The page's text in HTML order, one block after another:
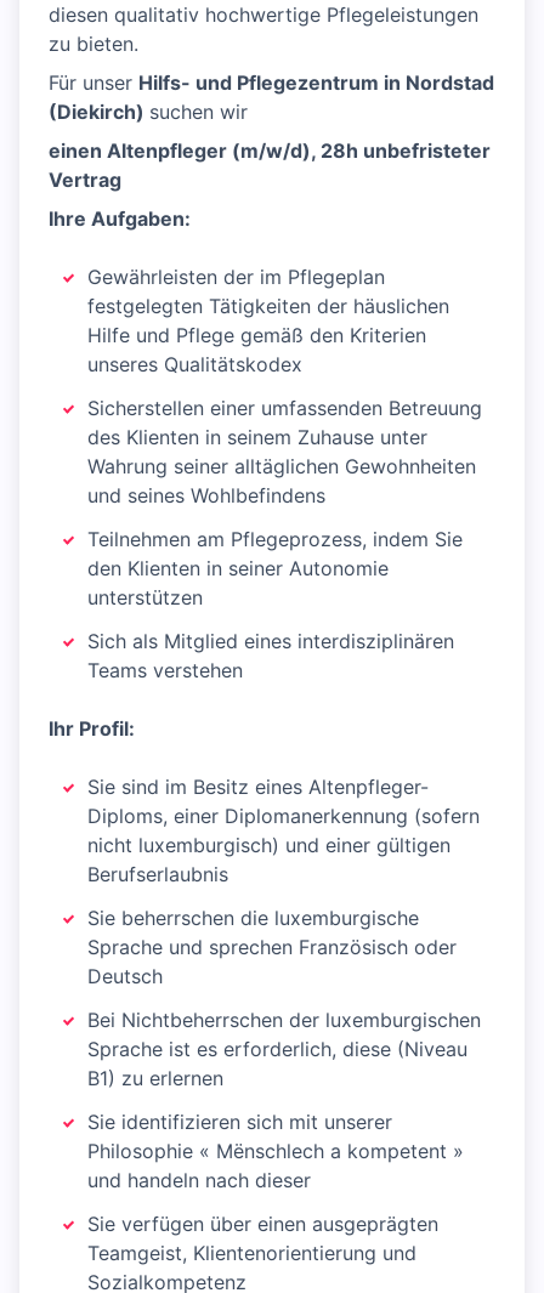
diesen qualitativ hochwertige Pflegeleistungen
zu bieten.
Für unser Hilfs- und Pflegezentrum in Nordstad
(Diekirch) suchen wir
einen Altenpfleger (m/w/d), 28h unbefristeter
Vertrag
Ihre Aufgaben:
Gewährleisten der im Pflegeplan
festgelegten Tätigkeiten der häuslichen
Hilfe und Pflege gemäß den Kriterien
unseres Qualitätskodex
Sicherstellen einer umfassenden Betreuung
des Klienten in seinem Zuhause unter
Wahrung seiner alltäglichen Gewohnheiten
und seines Wohlbefindens
Teilnehmen am Pflegeprozess, indem Sie
den Klienten in seiner Autonomie
unterstützen
Sich als Mitglied eines interdisziplinären
Teams verstehen
Ihr Profil:
Sie sind im Besitz eines Altenpfleger-
Diploms, einer Diplomanerkennung (sofern
nicht luxemburgisch) und einer gültigen
Berufserlaubnis
Sie beherrschen die luxemburgische
Sprache und sprechen Französisch oder
Deutsch
Bei Nichtbeherrschen der luxemburgischen
Sprache ist es erforderlich, diese (Niveau
B1) zu erlernen
Sie identifizieren sich mit unserer
Philosophie « Mënschlech a kompetent »
und handeln nach dieser
Sie verfügen über einen ausgeprägten
Teamgeist, Klientenorientierung und
Sozialkompetenz